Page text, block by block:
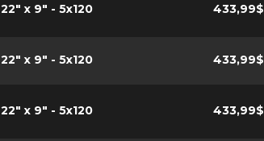
22" x 9" - 5x120 433,99$
22" x 9" - 5x120 433,99$
22" x 9" - 5x120 433,99$